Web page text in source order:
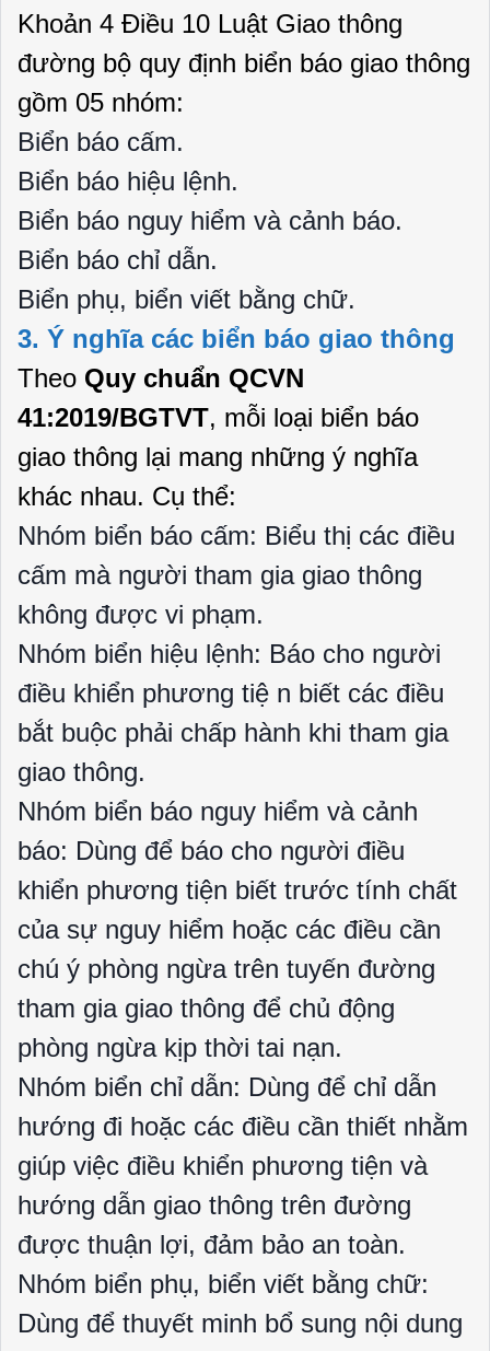
Khoản 4 Điều 10 Luật Giao thông
đường bộ quy định biển báo giao thông
gồm 05 nhóm:
Biển báo cấm.
Biển báo hiệu lệnh.
Biển báo nguy hiểm và cảnh báo.
Biển báo chỉ dẫn.
Biển phụ, biển viết bằng chữ.
3. Ý nghĩa các biển báo giao thông
Theo Quy chuẩn QCVN
41:2019/BGTVT, mỗi loại biển báo
giao thông lại mang những ý nghĩa
khác nhau. Cụ thể:
Nhóm biển báo cấm: Biểu thị các điều
cấm mà người tham gia giao thông
không được vi phạm.
Nhóm biển hiệu lệnh: Báo cho người
điều khiển phương tiệ n biết các điều
bắt buộc phải chấp hành khi tham gia
giao thông.
Nhóm biển báo nguy hiểm và cảnh
báo: Dùng để báo cho người điều
khiển phương tiện biết trước tính chất
của sự nguy hiểm hoặc các điều cần
chú ý phòng ngừa trên tuyến đường
tham gia giao thông để chủ động
phòng ngừa kịp thời tai nạn.
Nhóm biển chỉ dẫn: Dùng để chỉ dẫn
hướng đi hoặc các điều cần thiết nhằm
giúp việc điều khiển phương tiện và
hướng dẫn giao thông trên đường
được thuận lợi, đảm bảo an toàn.
Nhóm biển phụ, biển viết bằng chữ:
Dùng để thuyết minh bổ sung nội dung